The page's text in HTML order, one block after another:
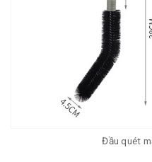
Đầu quét